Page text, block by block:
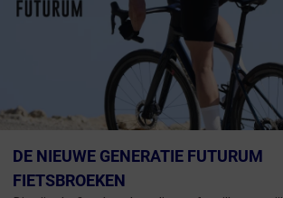
DE NIEUWE GENERATIE FUTURUM
FIETSBROEKEN